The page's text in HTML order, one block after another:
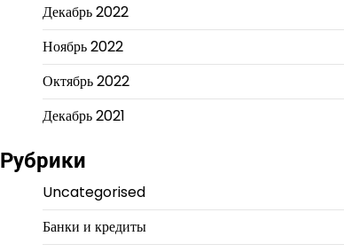
Декабрь 2022
Ноябрь 2022
Октябрь 2022
Декабрь 2021
Рубрики
Uncategorised
Банки и кредиты